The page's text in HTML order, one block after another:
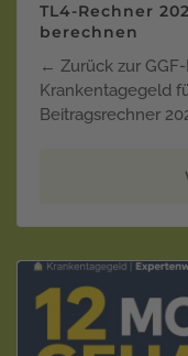
TL4-Rechner
berechnen
← Zurück zur
Krankentagegeld
Beitragsrechner